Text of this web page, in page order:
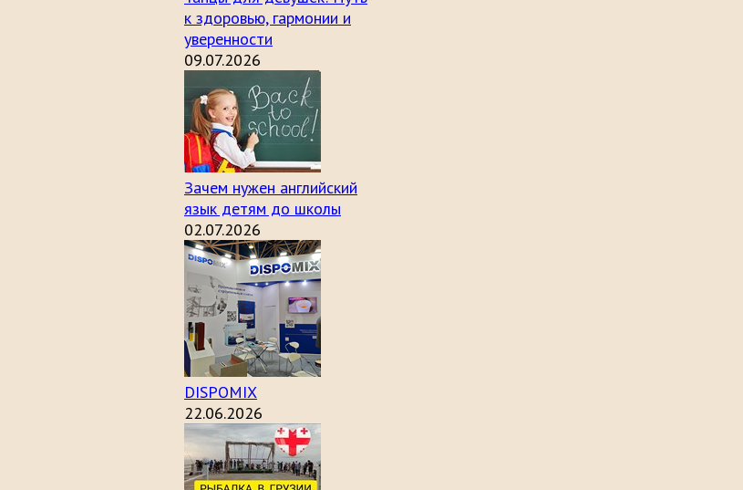
к здоровью, гармонии и
уверенности
09.07.2026
Зачем нужен английский
язык детям до школы
02.07.2026
DISPOMIX
22.06.2026